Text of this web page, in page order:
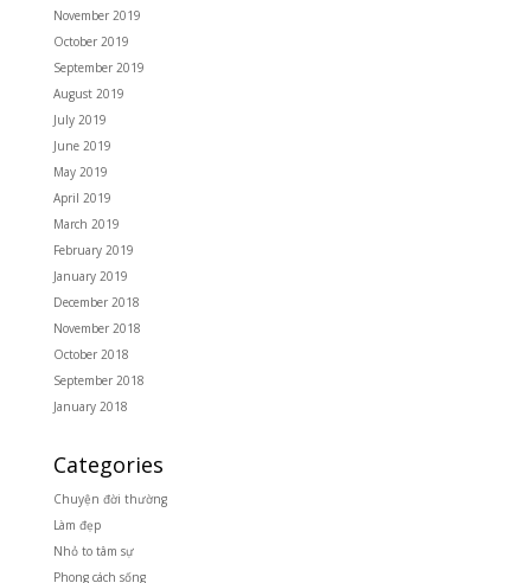
November 2019
October 2019
September 2019
August 2019
July 2019
June 2019
May 2019
April 2019
March 2019
February 2019
January 2019
December 2018
November 2018
October 2018
September 2018
January 2018
Categories
Chuyện đời thường
Làm đẹp
Nhỏ to tâm sự
Phong cách sống